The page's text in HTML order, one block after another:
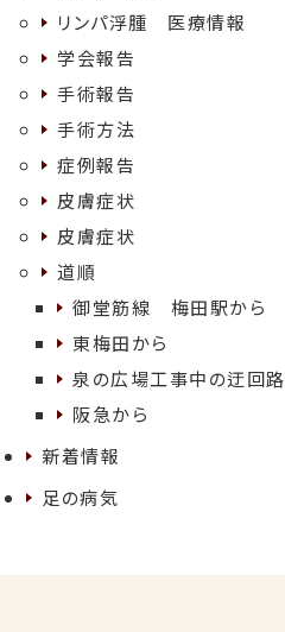
リンパ浮腫 医療情報
学会報告
手術報告
手術方法
症例報告
皮膚症状
皮膚症状
道順
御堂筋線 梅田駅から
東梅田から
泉の広場工事中の迂回路
阪急から
新着情報
足の病気